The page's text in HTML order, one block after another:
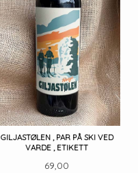
GILJASTØLEN , PAR PÅ SKI VED
VARDE , ETIKETT
Pris
69,00